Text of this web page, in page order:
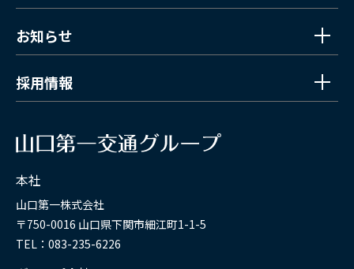
お知らせ
採用情報
本社
山口第一株式会社
〒750-0016 山口県下関市細江町1-1-5
TEL：083-235-6226